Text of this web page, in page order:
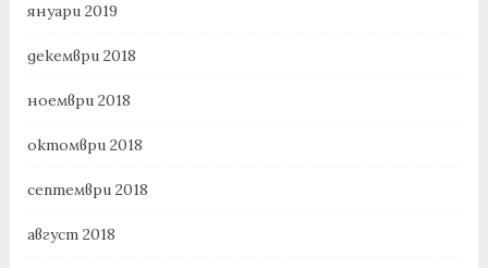
януари 2019
декември 2018
ноември 2018
октомври 2018
септември 2018
август 2018